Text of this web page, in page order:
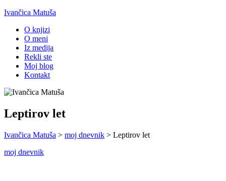
Ivančica Matuša
O knjizi
O meni
Iz medija
Rekli ste
Moj blog
Kontakt
Leptirov let
Ivančica Matuša > moj dnevnik > Leptirov let
moj dnevnik